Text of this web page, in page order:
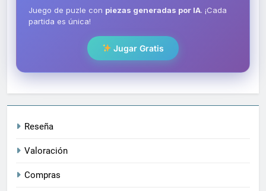
Juego de puzle con piezas generadas por IA. ¡Cada
partida es única!
Jugar Gratis
Reseña
Valoración
Compras